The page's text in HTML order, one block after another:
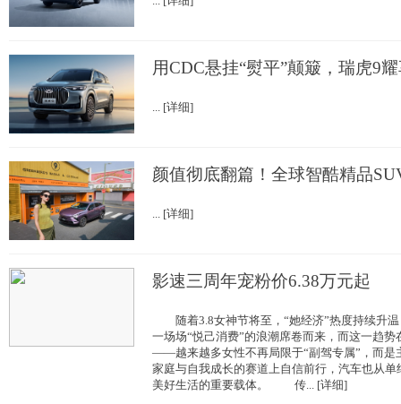
用CDC悬挂“熨平”颠簸，瑞虎9
... [详细]
颜值彻底翻篇！全球智酷精品
... [详细]
影速三周年宠粉价6.38万元起
随着3.8女神节将至，“她经济”热度持续升温
一场场“悦己消费”的浪潮席卷而来，而这一趋
——越来越多女性不再局限于“副驾专属”，而是
家庭与自我成长的赛道上自信前行，汽车也从
美好生活的重要载体。 传... [详细]